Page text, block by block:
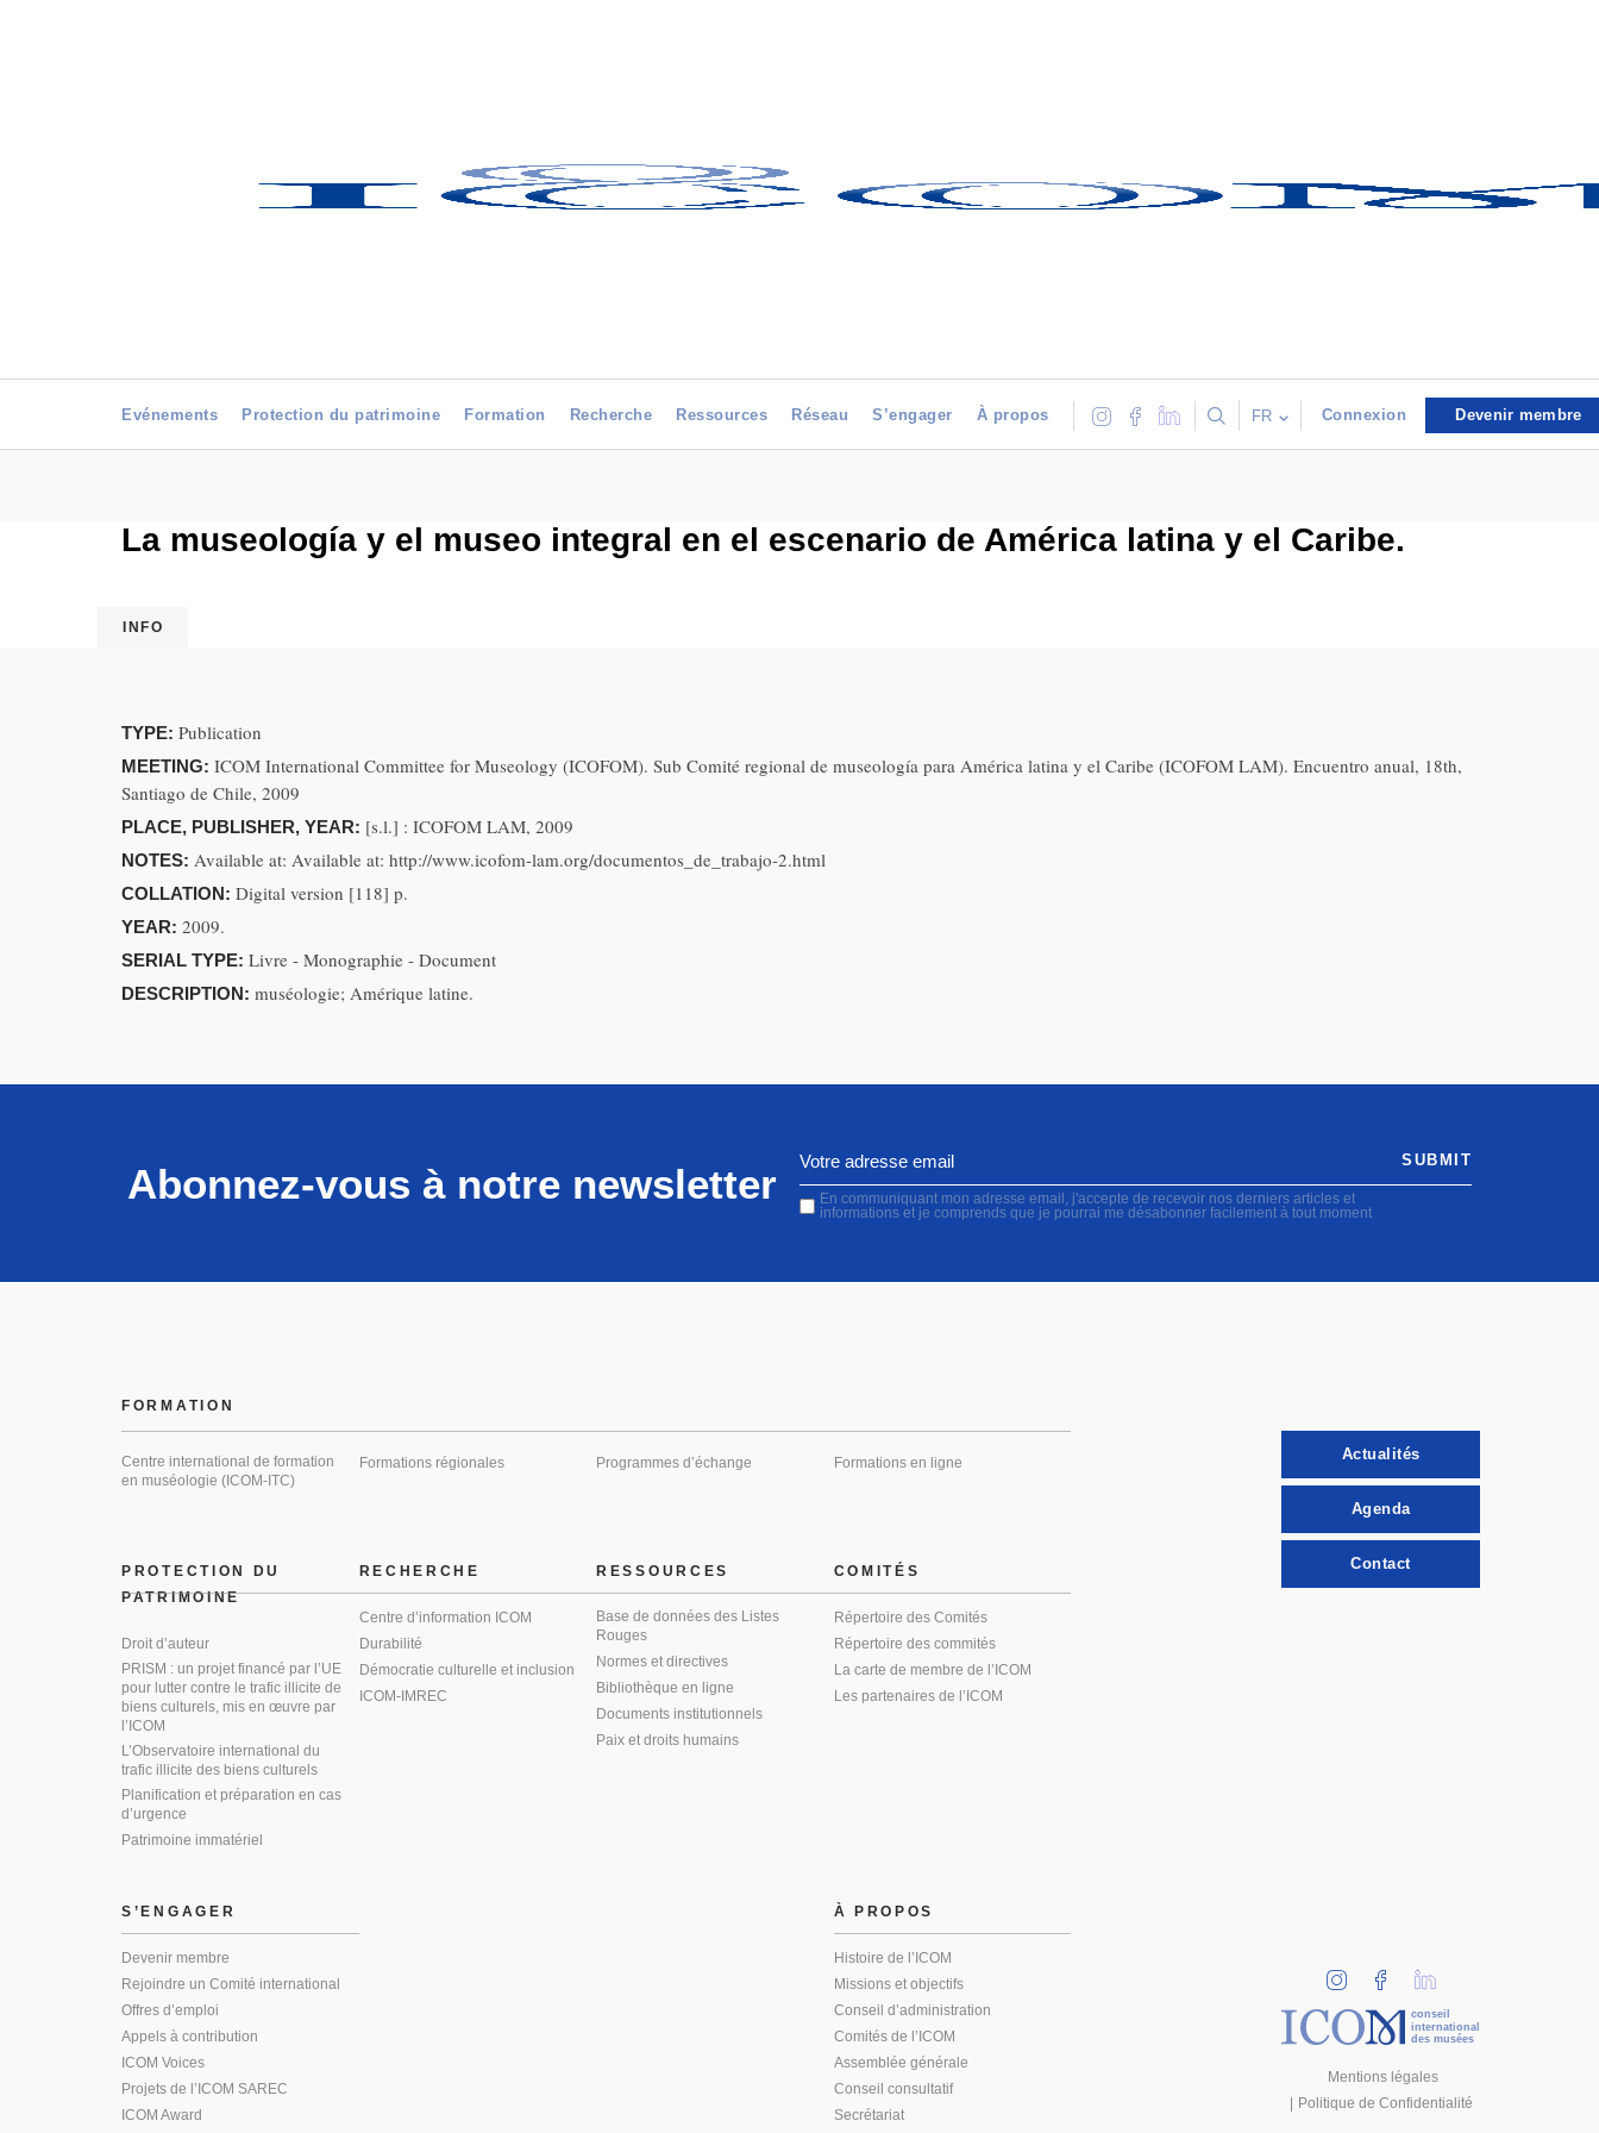
Evénements Protection du patrimoine Formation Recherche Ressources Réseau S’engager À propos FR Connexion Devenir membre
La museología y el museo integral en el escenario de América latina y el Caribe.
INFO
TYPE: Publication
MEETING: ICOM International Committee for Museology (ICOFOM). Sub Comité regional de museología para América latina y el Caribe (ICOFOM LAM). Encuentro anual, 18th,
Santiago de Chile, 2009
PLACE, PUBLISHER, YEAR: [s.l.] : ICOFOM LAM, 2009
NOTES: Available at: Available at: http://www.icofom-lam.org/documentos_de_trabajo-2.html
COLLATION: Digital version [118] p.
YEAR: 2009.
SERIAL TYPE: Livre - Monographie - Document
DESCRIPTION: muséologie; Amérique latine.
Abonnez-vous à notre newsletter
En communiquant mon adresse email, j'accepte de recevoir nos derniers articles et
informations et je comprends que je pourrai me désabonner facilement à tout moment
SUBMIT
PROTECTION DU
PATRIMOINE
Droit d’auteur
PRISM : un projet financé par l’UE
pour lutter contre le trafic illicite de
biens culturels, mis en œuvre par
l’ICOM
L’Observatoire international du
trafic illicite des biens culturels
Planification et préparation en cas
d’urgence
Patrimoine immatériel
FORMATION
Centre international de formation
en muséologie (ICOM-ITC)
Formations régionales Programmes d’échange Formations en ligne
RECHERCHE
Centre d’information ICOM
Durabilité
Démocratie culturelle et inclusion
ICOM-IMREC
RESSOURCES
Base de données des Listes
Rouges
Normes et directives
Bibliothèque en ligne
Documents institutionnels
Paix et droits humains
COMITÉS
Répertoire des Comités
Répertoire des commités
La carte de membre de l’ICOM
Les partenaires de l’ICOM
S’ENGAGER
Devenir membre
Rejoindre un Comité international
Offres d’emploi
Appels à contribution
ICOM Voices
Projets de l’ICOM SAREC
ICOM Award
À PROPOS
Histoire de l’ICOM
Missions et objectifs
Conseil d’administration
Comités de l’ICOM
Assemblée générale
Conseil consultatif
Secrétariat
Actualités
Agenda
Contact
conseil
international
des musées
Mentions légales
Politique de Confidentialité